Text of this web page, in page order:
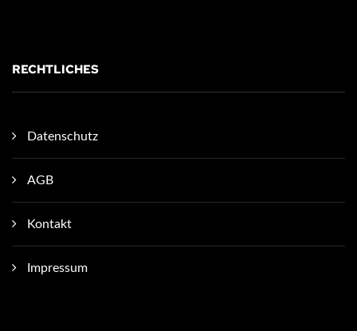
RECHTLICHES
Datenschutz
AGB
Kontakt
Impressum